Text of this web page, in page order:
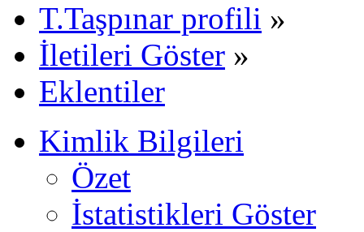
T.Taşpınar profili »
İletileri Göster »
Eklentiler
Kimlik Bilgileri
Özet
İstatistikleri Göster